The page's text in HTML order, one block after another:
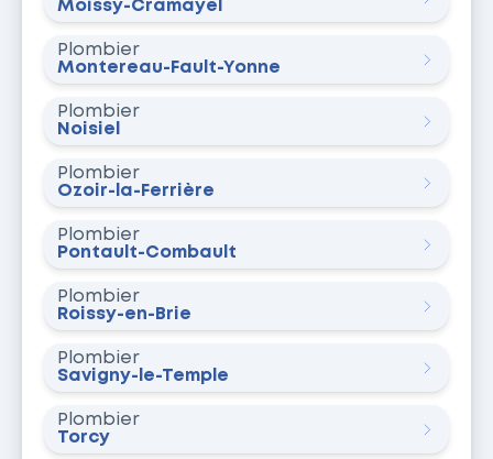
Moissy-Cramayel
Plombier
Montereau-Fault-Yonne
Plombier
Noisiel
Plombier
Ozoir-la-Ferrière
Plombier
Pontault-Combault
Plombier
Roissy-en-Brie
Plombier
Savigny-le-Temple
Plombier
Torcy